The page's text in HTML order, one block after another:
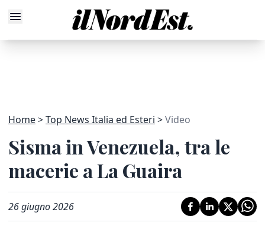
Home Top News Italia ed Esteri Video
Sisma in Venezuela, tra le
macerie a La Guaira
26 giugno 2026